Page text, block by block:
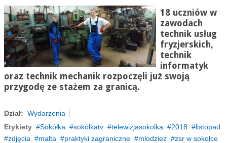
18 uczniów w
zawodach
technik usług
fryzjerskich,
technik
informatyk
oraz technik mechanik rozpoczęli już swoją
przygodę ze stażem za granicą.
Dział: Wydarzenia
Etykiety
Sokółka sokólkatv telewizjasokolka 2018
listopad
zdjęcia
malta praktyki zagraniczne mlodziez
zsr w sokolce